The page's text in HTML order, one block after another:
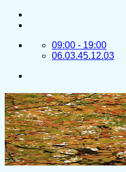
Passer
09:00 - 19:00
06.03.45.12.03